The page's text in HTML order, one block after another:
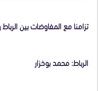
تزامنا مع المفاوضات بين
الرباط: محمد بوخزار